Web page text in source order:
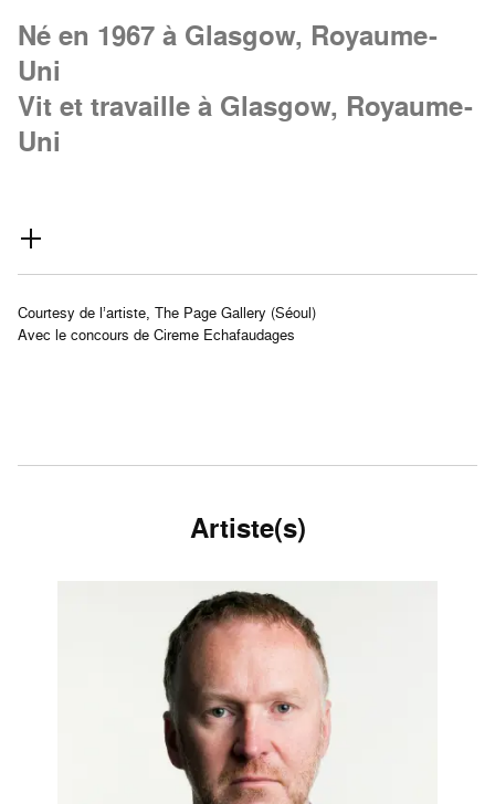
Né en 1967 à Glasgow, Royaume-
Uni
Vit et travaille à Glasgow, Royaume-
Uni
Courtesy de l’artiste, The Page Gallery (Séoul)
Avec le concours de Cireme Echafaudages
Artiste(s)